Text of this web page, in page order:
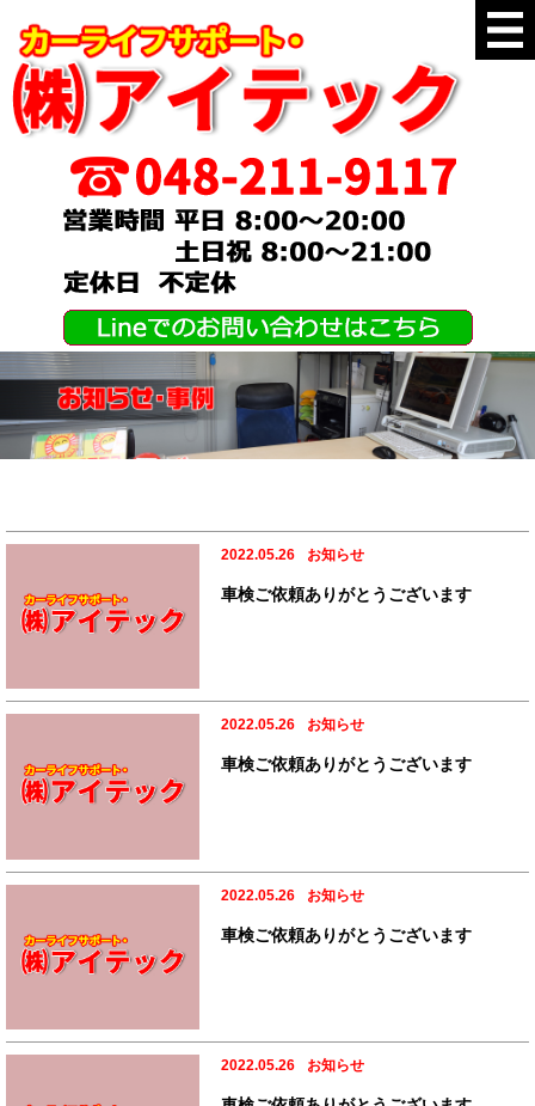
2022.05.26 お知らせ
車検ご依頼ありがとうございます
2022.05.26 お知らせ
車検ご依頼ありがとうございます
2022.05.26 お知らせ
車検ご依頼ありがとうございます
2022.05.26 お知らせ